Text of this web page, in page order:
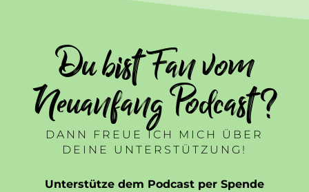
Du bist Fan vom
Neuanfang Podcast ?
DANN FREUE ICH MICH ÜBER
DEINE UNTERSTÜTZUNG!
Unterstütze dem Podcast per Spende